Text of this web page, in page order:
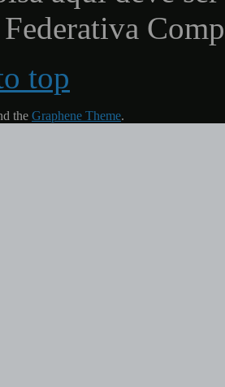
top
the Graphene Theme.